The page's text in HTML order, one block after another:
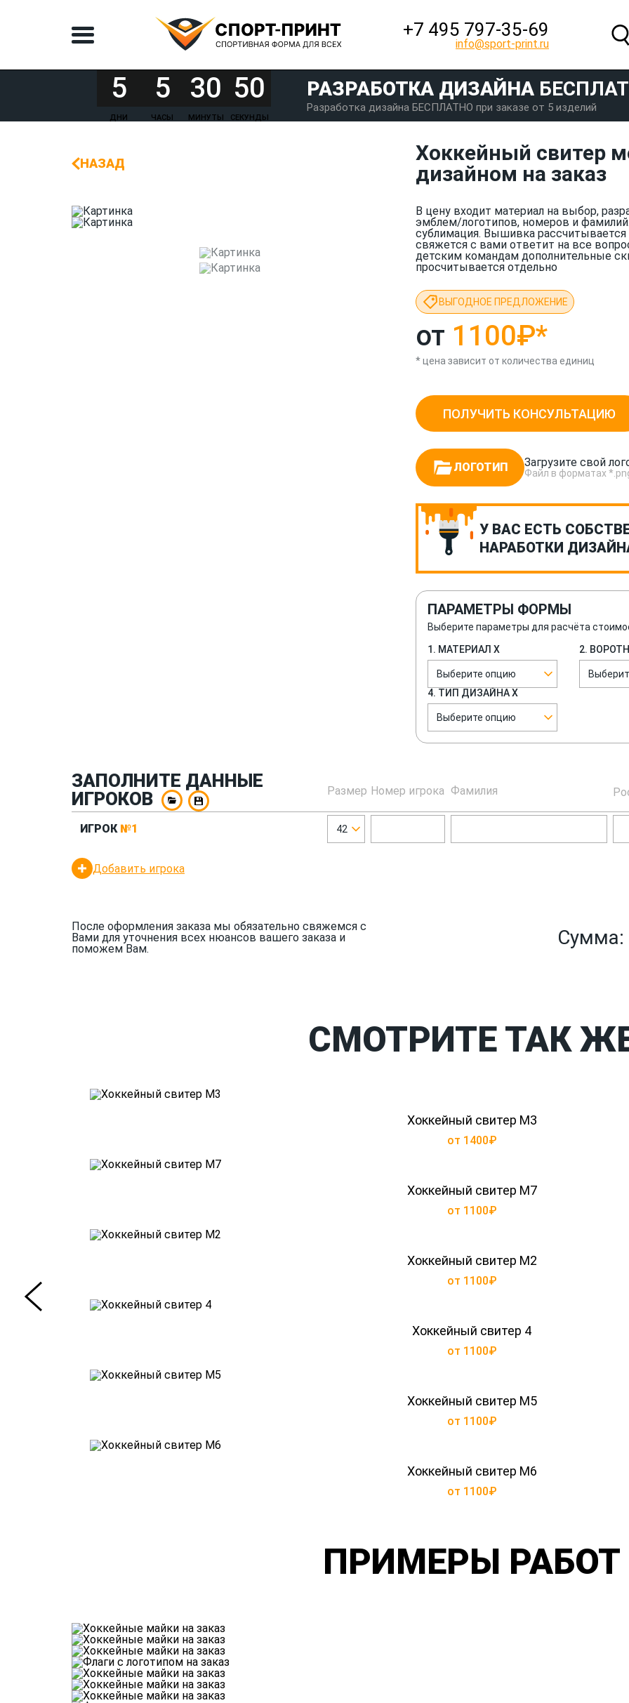
+7 495 797‑35-69
info@sport-print.ru
5
ДНИ
5
ЧАСЫ
30
МИНУТЫ
50
СЕКУНДЫ
РАЗРАБОТКА ДИЗАЙНА
Разработка дизайна БЕСПЛАТНО при заказе от 5 изделий
НАЗАД
Хоккейный свитер
дизайном на заказ
В цену входит материал на выбор,
эмблем/логотипов, номеров и
сублимация. Вышивка
свяжется с вами ответит на все
детским командам дополнительные
просчитывается отдельно
ВЫГОДНОЕ ПРЕДЛОЖЕНИЕ
от 1100₽*
* цена зависит от количества единиц
ПОЛУЧИТЬ КОНСУЛЬТАЦИЮ
ЛОГОТИП Загрузите свой
Файл в форматах
У ВАС ЕСТЬ
НАРАБОТКИ
ПАРАМЕТРЫ ФОРМЫ
Выберите параметры для расчёта
1. МАТЕРИАЛ Х
Выберите опцию
2.
4. ТИП ДИЗАЙНА Х
Выберите опцию
ЗАПОЛНИТЕ ДАННЫЕ
ИГРОКОВ
Размер Номер игрока Фамилия
ИГРОК №1 42
Добавить игрока
После оформления заказа мы обязательно свяжемся с
Вами для уточнения всех нюансов вашего заказа и
поможем Вам.
Сумма:
СМОТРИТЕ ТАК
Хоккейный свитер М3
от 1400₽
Хоккейный свитер М7
от 1100₽
Хоккейный свитер М2
от 1100₽
Хоккейный свитер 4
от 1100₽
Хоккейный свитер М5
от 1100₽
Хоккейный свитер М6
от 1100₽
ПРИМЕРЫ РАБОТ